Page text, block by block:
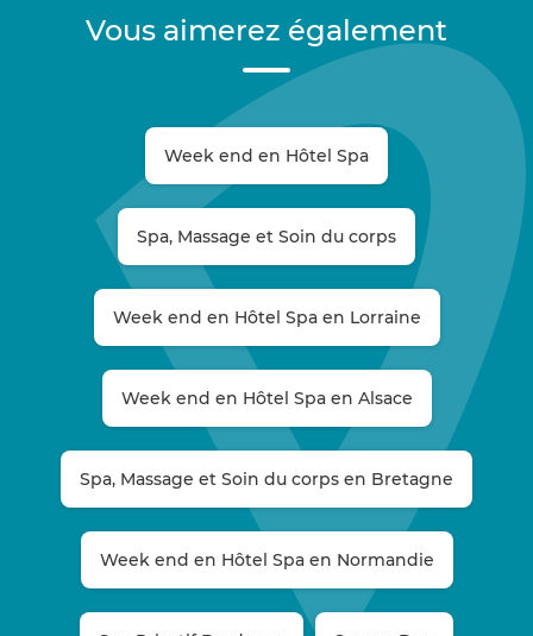
Vous aimerez également
Week end en Hôtel Spa
Spa, Massage et Soin du corps
Week end en Hôtel Spa en Lorraine
Week end en Hôtel Spa en Alsace
Spa, Massage et Soin du corps en Bretagne
Week end en Hôtel Spa en Normandie